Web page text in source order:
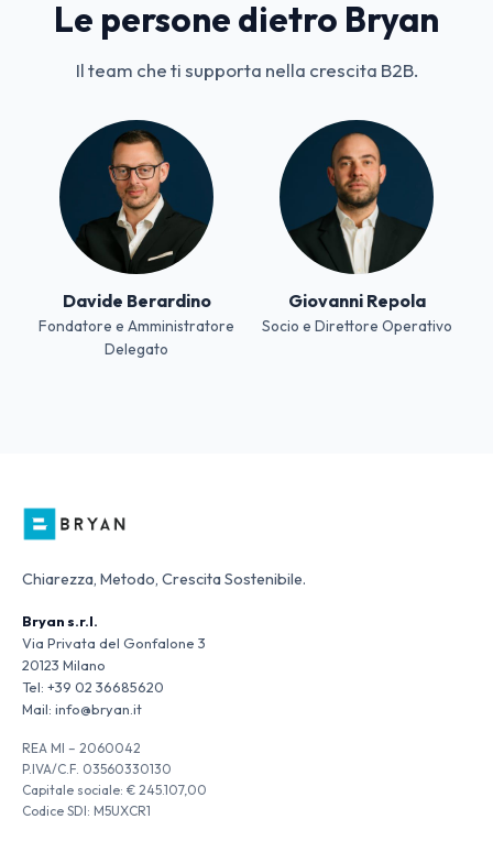
Le persone dietro Bryan
Il team che ti supporta nella crescita B2B.
Davide Berardino
Fondatore e Amministratore
Delegato
Giovanni Repola
Socio e Direttore Operativo
Chiarezza, Metodo, Crescita Sostenibile.
Bryan s.r.l.
Via Privata del Gonfalone 3
20123 Milano
Tel: +39 02 36685620
Mail: info@bryan.it
REA MI – 2060042
P.IVA/C.F. 03560330130
Capitale sociale: € 245.107,00
Codice SDI: M5UXCR1